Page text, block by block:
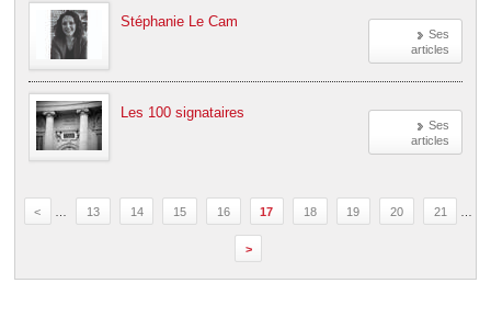
Ses
articles
Stéphanie Le Cam
Ses
articles
Les 100 signataires
< 13 14 15 16 17 18 19 20 21
>